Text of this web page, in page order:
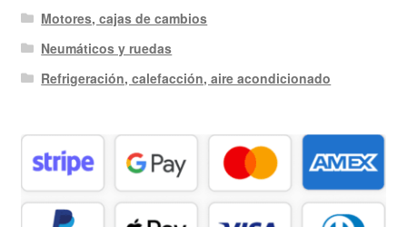
Motores, cajas de cambios
Neumáticos y ruedas
Refrigeración, calefacción, aire acondicionado